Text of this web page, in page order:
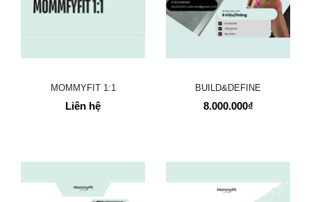
MOMMYFIT 1:1
Liên hệ
BUILD&DEFINE
8.000.000₫